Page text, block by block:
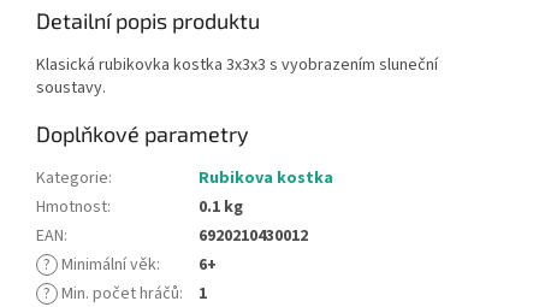
Detailní popis produktu
Klasická rubikovka kostka 3x3x3 s vyobrazením sluneční
soustavy.
Doplňkové parametry
Kategorie:
Rubikova kostka
Hmotnost:
0.1 kg
EAN:
6920210430012
? Minimální věk:
6+
? Min. počet hráčů:
1